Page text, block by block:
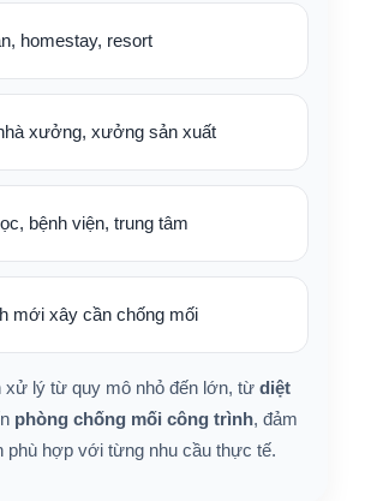
homestay, resort
xưởng, xưởng sản xuất
bệnh viện, trung tâm
mới xây cần chống mối
xử lý từ quy mô nhỏ đến lớn, từ diệt
phòng chống mối công trình, đảm
phù hợp với từng nhu cầu thực tế.